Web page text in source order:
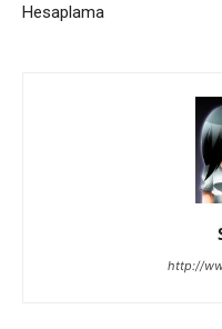
Hesaplama
http://